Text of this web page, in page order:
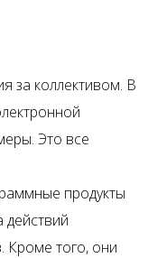
за коллективом. В
Это все
продукты
Кроме того, они